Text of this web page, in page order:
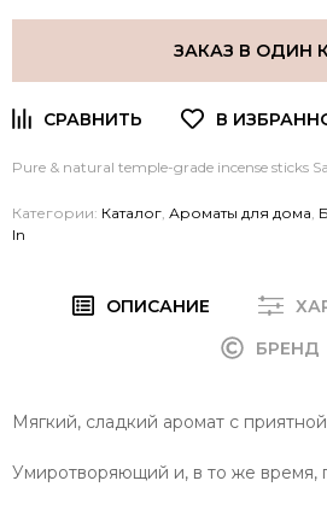
ЗАКАЗ В ОДИН
Pure & natural temple-grade incense sticks
Категории: Каталог Ароматы для дома
In
ОПИСАНИЕ
БРЕНД
Мягкий, сладкий аромат с
Умиротворяющий и, в то же